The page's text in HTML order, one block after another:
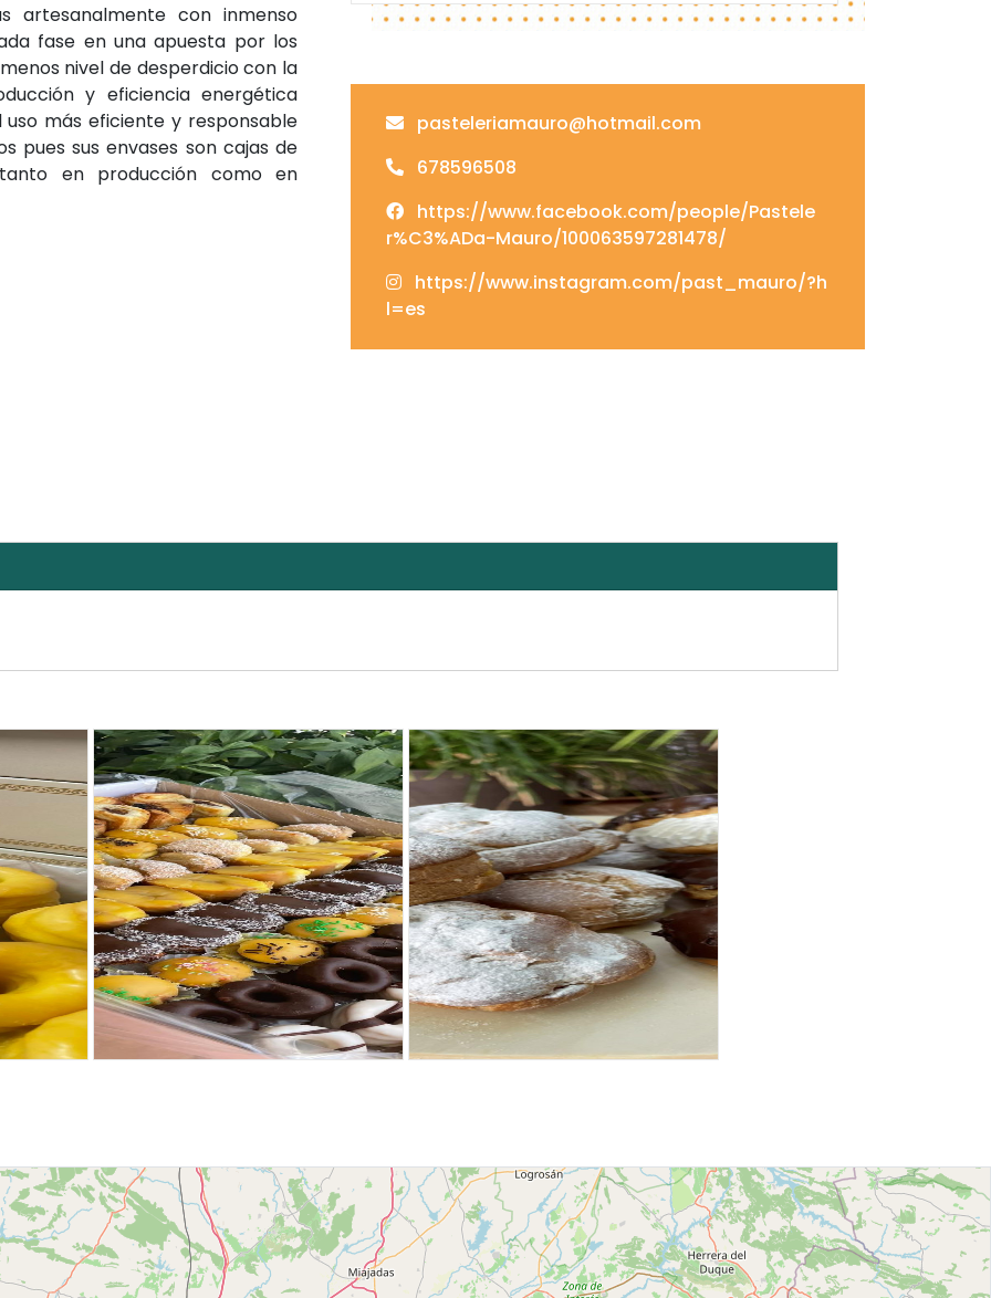
pasteleriamauro@hotmail.com
678596508
https://www.facebook.com/people/Pastele
r%C3%ADa-Mauro/100063597281478/
https://www.instagram.com/past_mauro/?h
l=es
artesanalmente con inmenso
fase en una apuesta por los
nivel de desperdicio con la
y eficiencia energética
más eficiente y responsable
pues sus envases son cajas de
en producción como en